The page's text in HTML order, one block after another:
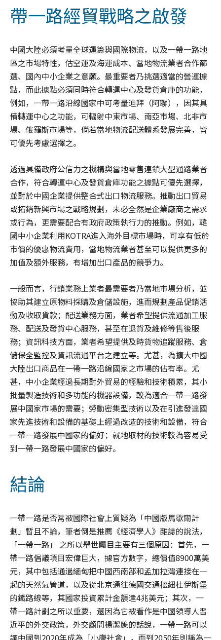
帶一路經貿戰略之啟發
中國大陸必須考量全球運籌與國際物流，以及一帶一路地
區之市場特性，估空運及海運成本、當地物流業者合作篩
選、國內中小企業之意願。最重要者乃挑選適當的營運據
點，而此據點必須同時符合轉運中心及發貨倉庫的功能，
例如，一帶一路沿線國家中可考量迪拜（阿聯），因其具
備轉運中心之功能，可輻射中東市場、南亞市場、北非市
場、俄羅斯市場等，倘若當地物流配送體系發展完善，皆
可優先考慮選擇之。
透過具備政府公信力之機構與當地零售連鎖大型通路業者
合作，符合轉運中心及發貨倉庫功能之據點可優先選擇，
並對於中國企業提供整合式出口物流服務。推動出口貿易
或拓銷新興市場之戰略規劃，未必全然是企業廠商之需求
或行為，更需要配合有政府政策執行力的推動。例如，韓
國中小企業利用KOTRA進入海外目標市場時，可享有低於
市價的優惠物流費用，當地物流業者甚至可以提供更多的
加值及額外服務，有增加出口產品的競爭力。
一般而言，行銷業務上業者最需要者乃當地市場分析，並
協助其建立原物料採購及倉儲設施，進而規劃產品促銷活
動及收取貨款；配送業務方面，業者希望提供流通加工服
務、配送及發貨中心服務，甚至在退貨及維修等售後服
務；資訊科技方面，業者希望提供及時貨物追蹤服務、倉
儲保全監控及資訊流通平台之建立等。尤甚，為擴大中國
大陸出口商品在一帶一路沿線國家之市場的佔有率。尤
甚，中小企業經過長期對外貿易的經驗和技術積累，其小
批量製造技術和多功能的機器設備，較為適合一帶一路發
展中國家市場的需要；勞動密集型技術以及在引進發達國
家先進技術和設備的基礎上經過改造的技術和設備，符合
一帶一路發展中國家的偏好；就地取材的技術較為容易受
到一帶一路發展中國家的偏好。
結論
一帶一路是否常被國際社會上質疑為「中國版馬歇爾計
劃」暫且不論，筆者倒是推薦《經濟學人》雜誌的說法，
「一帶一路」 之所以舉世矚目主要有三個原因：首先，一
帶一路倡議項目宏偉巨大，據官方數字，總價值8900萬美
元，其中包括通過緬甸把中國西南部和孟加拉灣連接在一
起的天然氣管道，以及從北京通往德國交通樞紐杜伊斯堡
的鐵路線等，其國家投資累計金額達4兆美元；其次，一
帶一路計劃之所以重要，還因為它被看作是中國領導人習
近平的外交政策，外交顧問楊潔篪的話說，一帶一路可以
讓中國到2020年成為「小康社會」，而到2050年則稱為一